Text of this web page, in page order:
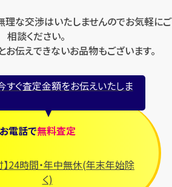
な交渉はいたしませんのでお気軽にご
相談ください。
伝えできないお品物もございます。
すぐ査定金額をお伝えいたしま
お電話で無料査定
】24時間・年中無休(年末年始除
く)